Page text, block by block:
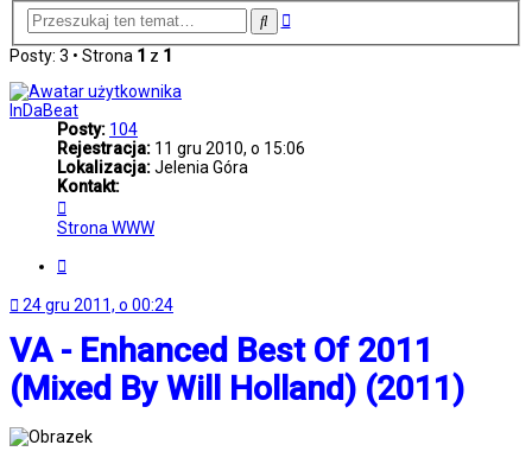
SzukajWyszukiwanie
Posty: 3 • Strona 1 z 1
InDaBeat
Posty: 104
Rejestracja: 11 gru 2010, o 15:06
Lokalizacja:Jelenia Góra
Kontakt:
się
z
Strona WWW
24 gru 2011, o 00:24
VA - Enhanced Best Of 2011
(Mixed By Will Holland) (2011)